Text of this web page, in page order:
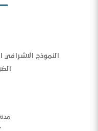
النموذج الاشرافي
مدة
-